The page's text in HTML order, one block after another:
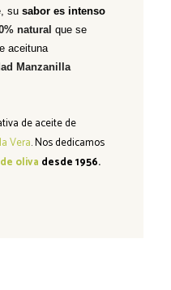
susabor es intenso
natural que se
aceituna
Manzanilla
de aceite de
Vera. Nos dedicamos
oliva desde 1956.